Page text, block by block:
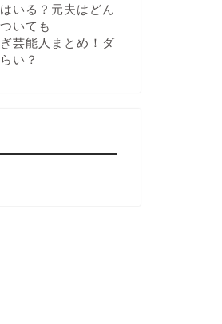
いる？元夫はどん
いても
芸能人まとめ！ダ
い？